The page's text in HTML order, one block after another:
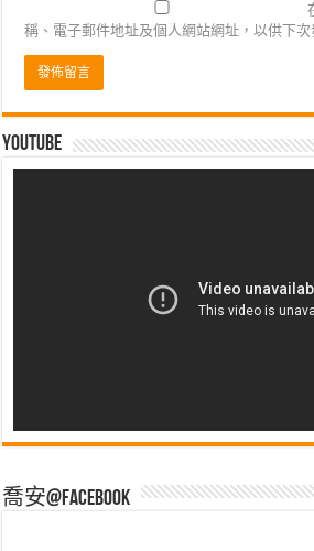
稱、電子郵件地址及個人網站網址，以供下次
Youtube
喬安@Facebook